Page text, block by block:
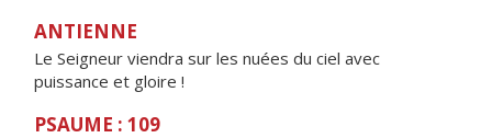
ANTIENNE
Le Seigneur viendra sur les nuées du ciel avec
puissance et gloire !
PSAUME : 109